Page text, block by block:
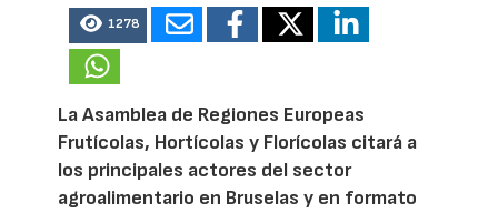
1278
La Asamblea de Regiones Europeas
Frutícolas, Hortícolas y Florícolas citará a
los principales actores del sector
agroalimentario en Bruselas y en formato